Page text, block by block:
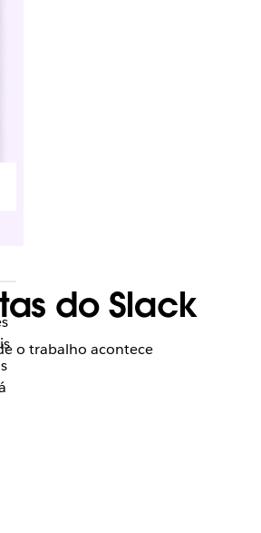
do Slack
o trabalho acontece